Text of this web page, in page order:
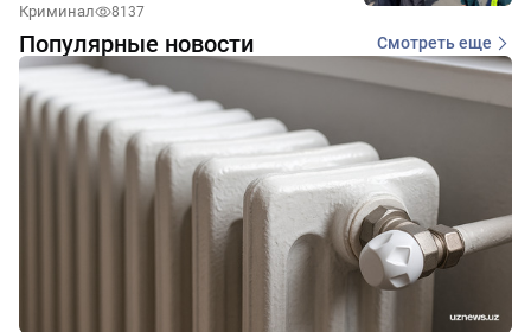
Криминал 8137
Популярные новости Смотреть еще